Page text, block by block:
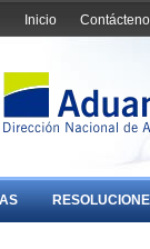
Inicio